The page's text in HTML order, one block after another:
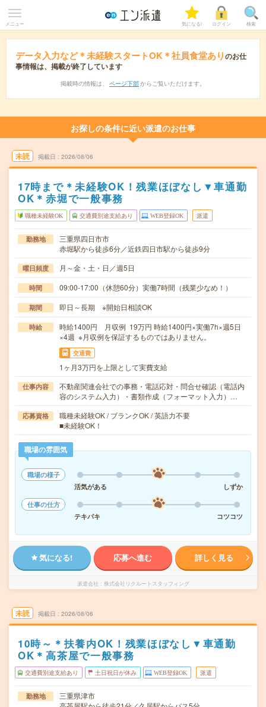
メニュー 気になる! ログイン 検索
データ入力など＊未経験スタートOK＊社員食堂ありのお仕
事情報は、掲載が終了しています
掲載時の情報は、 ページ下部 からご覧いただけます。
お探しの条件に近い派遣のお仕事
未読 掲載日 2026/08/06
17時まで＊未経験OK！残業ほぼなし▼車通勤
OK＊赤堀で一般事務
職種未経験OK 交通費別途支給あり WEB登録OK 派遣
勤務地
三重県四日市市
赤堀駅から徒歩6分／近鉄四日市駅から徒歩9分
曜日頻度 月～金・土・日／週5日
時間 09:00-17:00（休憩60分）実働7時間（残業少なめ！）
期間 即日～長期 ※開始日相談OK
時給
時給1400円 月収例 19万円 時給1400円×実働7h×週5日
×4週 ※月収例を保証するものではありません。
交通費
1ヶ月3万円を上限として実費支給
仕事内容
不動産関連会社での事務・電話応対・問合せ確認（電話内
容のシステム入力）・書類作成（フォーマット入力）…
応募資格
職種未経験OK / ブランクOK / 英語力不要
■未経験OK！
職場の雰囲気
職場の様子
活気がある
しずか
仕事の仕方
テキパキ
コツコツ
気になる! 応募へ進む 詳しく見る
派遣会社 株式会社リクルートスタッフィング
未読 掲載日 2026/08/06
10時～＊扶養内OK！残業ほぼなし▼車通勤
OK＊高茶屋で一般事務
交通費別途支給あり 土日祝日が休み WEB登録OK 派遣
勤務地
三重県津市